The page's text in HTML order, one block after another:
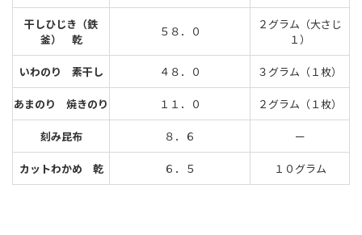
干しひじき（鉄
釜） 乾
５８．０
２グラム（大さじ
１）
いわのり 素干し ４８．０ ３グラム（１枚）
あまのり 焼きのり １１．０ ２グラム（１枚）
刻み昆布 ８．６ ー
カットわかめ 乾 ６．５ １０グラム